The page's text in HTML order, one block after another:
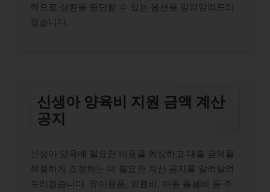
적으로 상환을 중단할 수 있는 옵션을 알려알려드리
겠습니다.
신생아 양육비 지원 금액 계산
공지
신생아 양육에 필요한 비용을 예상하고 대출 금액을
적절하게 조정하는 데 필요한 계산 공지를 알려알려
드리겠습니다. 유아용품, 의료비, 아동 돌봄비 등 주